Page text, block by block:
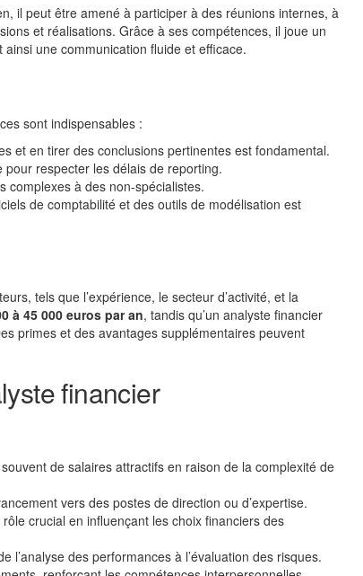
il peut être amené à participer à des réunions internes, à
et réalisations. Grâce à ses compétences, il joue un
ainsi une communication fluide et efficace.
sont indispensables :
et en tirer des conclusions pertinentes est fondamental.
respecter les délais de reporting.
complexes à des non-spécialistes.
de comptabilité et des outils de modélisation est
tels que l’expérience, le secteur d’activité, et la
à 45 000 euros par an, tandis qu’un analyste financier
primes et des avantages supplémentaires peuvent
financier
de salaires attractifs en raison de la complexité de
vers des postes de direction ou d’expertise.
crucial en influençant les choix financiers des
l’analyse des performances à l’évaluation des risques.